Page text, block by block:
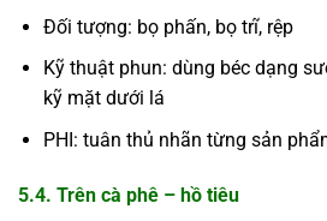
Đối tượng: bọ phấn, bọ trĩ, rệp
Kỹ thuật phun: dùng béc dạng
kỹ mặt dưới lá
PHI: tuân thủ nhãn từng sản
5.4. Trên cà phê – hồ tiêu